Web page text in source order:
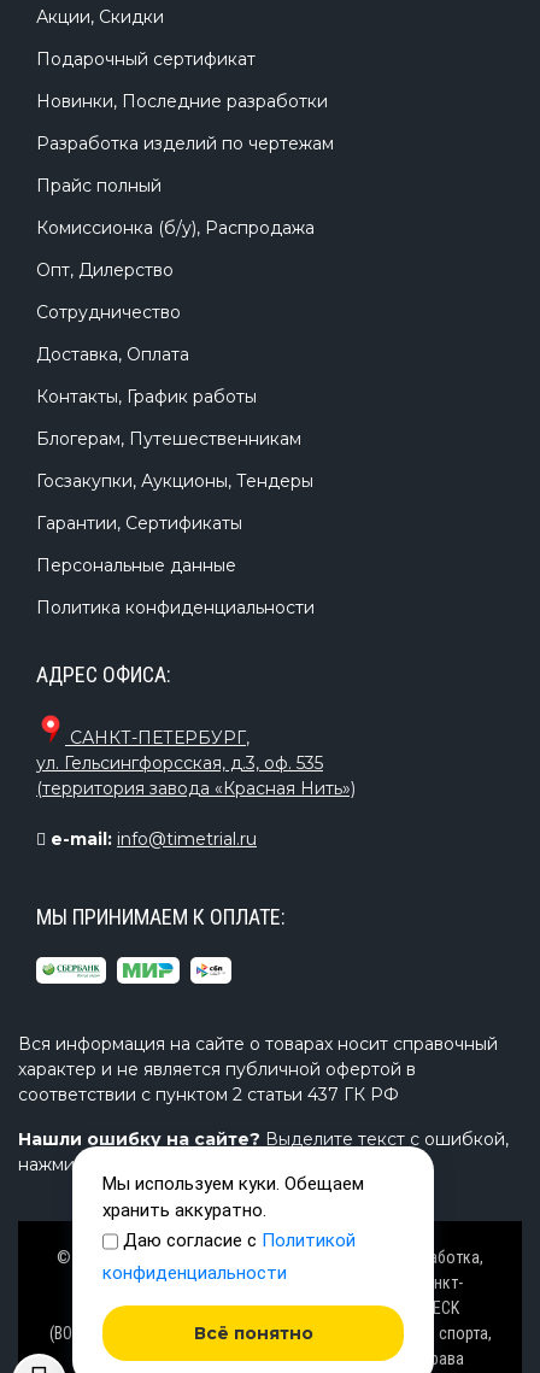
Акции, Скидки
Подарочный сертификат
Новинки, Последние разработки
Разработка изделий по чертежам
Прайс полный
Комиссионка (б/у), Распродажа
Опт, Дилерство
Сотрудничество
Доставка, Оплата
Контакты, График работы
Блогерам, Путешественникам
Госзакупки, Аукционы, Тендеры
Гарантии, Сертификаты
Персональные данные
Политика конфиденциальности
АДРЕС ОФИСА:
САНКТ-ПЕТЕРБУРГ,
ул. Гельсингфорсская, д.3, оф. 535
(территория завода «Красная Нить»)
e-mail: info@timetrial.ru
МЫ ПРИНИМАЕМ К ОПЛАТЕ:
Вся информация на сайте о товарах носит справочный
характер и не является публичной офертой в
соответствии с пунктом 2 статьи 437 ГК РФ
Нашли ошибку на сайте? Выделите текст с ошибкой,
нажмите Ctrl+Enter и напишите нам.
© Завод TimeTrial (ТаймТриал) - производство, разработка,
проектирование надувных изделий, товаров в Санкт-
Петербурге с 2000 г. из ПВХ (PVC), ТПУ (TPU), AIRDECK
(ВОЗДУШНАЯ ПАЛУБА), OXFORD (ОКСФОРД) ткани для спорта,
активного отдыха на воде и аттракционов. Все права
Мы используем куки. Обещаем
хранить аккуратно.
Даю согласие с Политикой
конфиденциальности
Всё понятно